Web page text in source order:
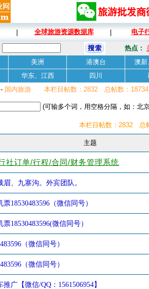
全球旅游资源数据库 电子
热点：
美洲 港澳台 澳新
华东、江西 四川
- 国内旅游 本栏目帖数：2832 总帖数：18734
(可输多个词，用空格分隔，如：北
本栏目帖数：2832
主题
社订单/行程/合同/财务管理系统
眉、九寨沟。外宾团队。
18530483596（微信同号）
18530483596(微信同号）
（微信同号）
（微信同号）
广【微信/QQ：1561506954】